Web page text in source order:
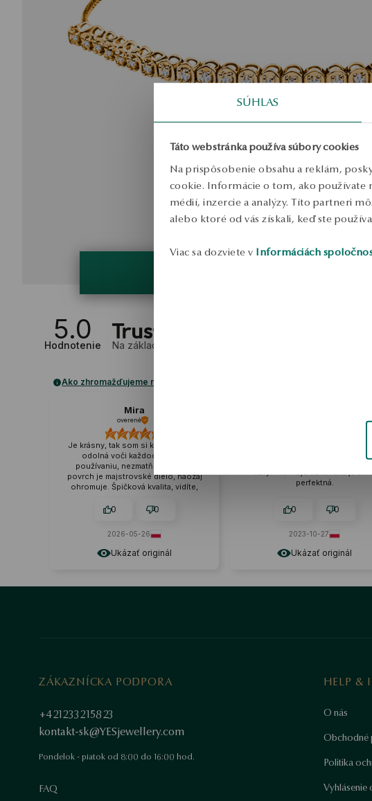
SÚHLAS
Táto webstránka používa súbory cookies
Na prispôsobenie obsahu a reklám,
cookie. Informácie o tom, ako používate
médií, inzercie a analýzy. Títo partneri
alebo ktoré od vás získali, keď ste
Viac sa dozviete v Informáciách
5.0
Hodnotenie Na základe
Ako zhromažďujeme recenzie?
Ukázať originál
Mira
overené
Je krásny, tak som si kúpil ďalší. Je
odolná voči každodennému
používaniu, nezmatňuje. Lesklý
povrch je majstrovské dielo, naozaj
ohromuje. Špičková kvalita, vidíte,
0 0
2026-05-26
Ukázať originál
zaujímavým strihom po
ruky. Pre moju úzku ruku je
perfektná.
0 0
2023-10-27
ZÁKAZNÍCKA PODPORA
+421233215823
kontakt-sk@YESjewellery.com
Pondelok - piatok od 8:00 do 16:00 hod.
FAQ
HELP &
O nás
Obchodné
Politika
Vyhlásenie